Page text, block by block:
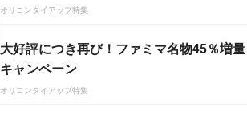
オリコンタイアップ特集
大好評につき再び！ファミマ名物45％増量
キャンペーン
オリコンタイアップ特集